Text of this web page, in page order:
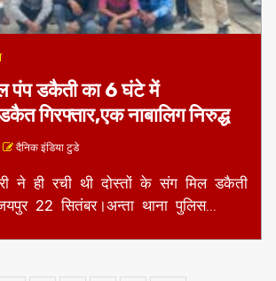
पंप डकैती का 6 घंटे में
गिरफ्तार,एक नाबालिग निरुद्ध
दैनिक इंडिया टुडे
ने ही रची थी दोस्तों के संग मिल डकैती
22 सितंबर।अन्ता थाना पुलिस...